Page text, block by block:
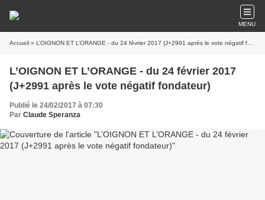
MENU
Accueil » L’OIGNON ET L’ORANGE - du 24 février 2017 (J+2991 après le vote négatif fondateur)
L’OIGNON ET L’ORANGE - du 24 février 2017
(J+2991 après le vote négatif fondateur)
Publié le 24/02/2017 à 07:30
Par Claude Speranza